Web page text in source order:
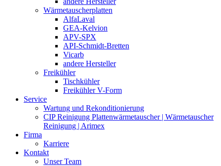
Wärmetauscherplatten
AlfaLaval
GEA-Kelvion
APV-SPX
API-Schmidt-Bretten
Vicarb
andere Hersteller
Freikühler
Tischkühler
Freikühler V-Form
Service
Wartung und Rekonditionierung
CIP Reinigung Plattenwärmetauscher | Wärmetauscher
Reinigung | Arimex
Firma
Karriere
Kontakt
Unser Team